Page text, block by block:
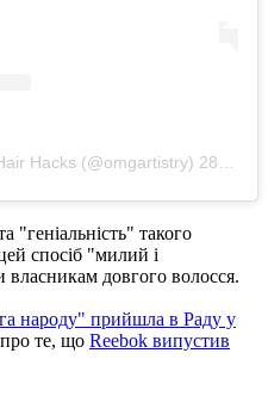
Hacks (@omgartistry) 28 Май 2020 в 9:35 PDT
"геніальність" такого
спосіб "милий і
власникам довгого волосся.
народу" прийшла в Раду у
те, що Reebok випустив